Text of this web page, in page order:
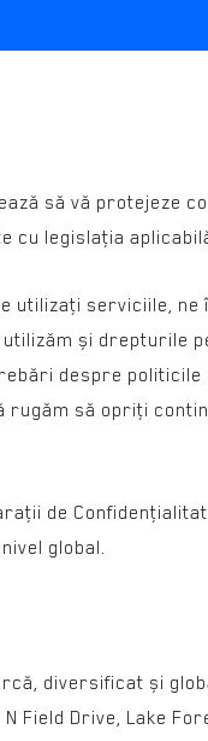
să vă protejeze
cu legislaţia
utilizaţi serviciile,
și drepturile
despre
rugăm să opriţi
de
global.
diversificat și
Field Drive, Lake